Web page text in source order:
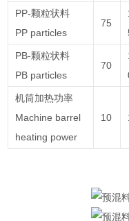
PP-颗粒状料
PP particles
75
PB-颗粒状料
PB particles
70
机筒加热功率
Machine barrel
heating power
10